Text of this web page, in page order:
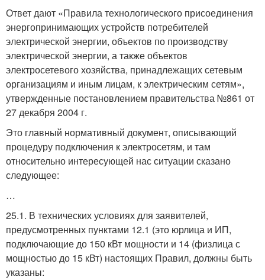
Ответ дают «Правила технологического присоединения
энергопринимающих устройств потребителей
электрической энергии, объектов по производству
электрической энергии, а также объектов
электросетевого хозяйства, принадлежащих сетевым
организациям и иным лицам, к электрическим сетям»,
утвержденные постановлением правительства №861 от
27 декабря 2004 г.
Это главный нормативный документ, описывающий
процедуру подключения к электросетям, и там
относительно интересующей нас ситуации сказано
следующее:
…
25.1. В технических условиях для заявителей,
предусмотренных пунктами 12.1 (это юрлица и ИП,
подключающие до 150 кВт мощности и 14 (физлица с
мощностью до 15 кВт) настоящих Правил, должны быть
указаны: